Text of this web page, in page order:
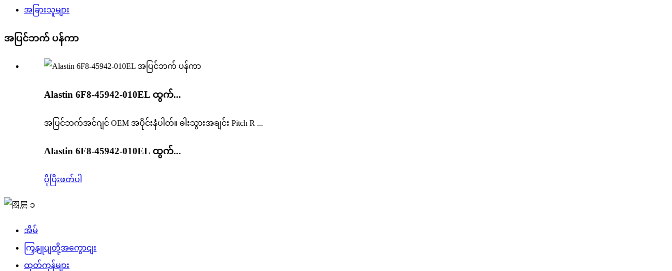
အခြားသူများ
အပြင်ဘက် ပန်ကာ
Alastin 6F8-45942-010EL ထွက်...
အပြင်ဘက်အင်ဂျင် OEM အပိုင်းနံပါတ်။ ဓါးသွားအချင်း Pitch R ...
Alastin 6F8-45942-010EL ထွက်...
ပိုပြီးဖတ်ပါ
အိမ်
ကြှနျုပျတို့အကွောငျး
ထုတ်ကုန်များ